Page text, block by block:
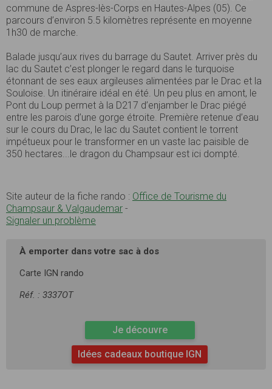
commune de Aspres-lès-Corps en Hautes-Alpes (05). Ce
parcours d’environ 5.5 kilomètres représente en moyenne
1h30 de marche.
Balade jusqu’aux rives du barrage du Sautet. Arriver près du
lac du Sautet c’est plonger le regard dans le turquoise
étonnant de ses eaux argileuses alimentées par le Drac et la
Souloise. Un itinéraire idéal en été. Un peu plus en amont, le
Pont du Loup permet à la D217 d’enjamber le Drac piégé
entre les parois d’une gorge étroite. Première retenue d’eau
sur le cours du Drac, le lac du Sautet contient le torrent
impétueux pour le transformer en un vaste lac paisible de
350 hectares...le dragon du Champsaur est ici dompté.
Site auteur de la fiche rando : Office de Tourisme du
Champsaur & Valgaudemar -
Signaler un problème
À emporter dans votre sac à dos
Carte IGN rando
Réf. : 3337OT
Je découvre
Idées cadeaux boutique IGN